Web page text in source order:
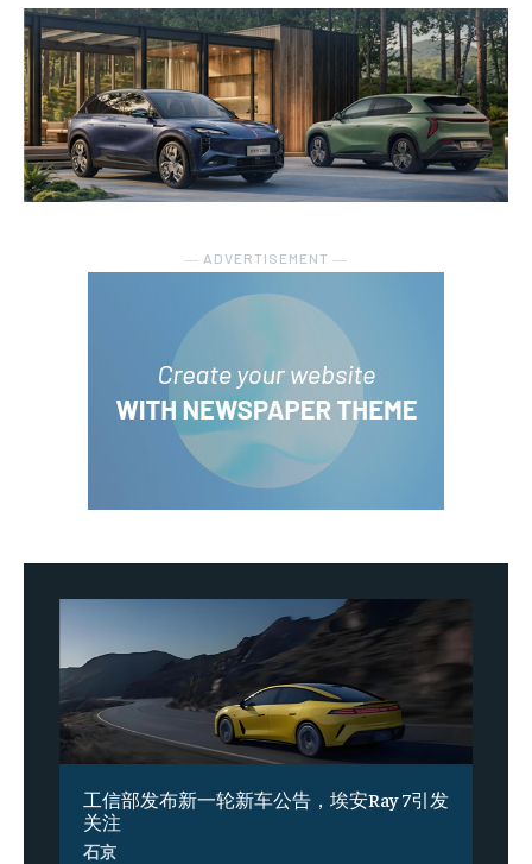
― ADVERTISEMENT ―
工信部发布新一轮新车公告，埃安Ray 7引发
关注
石京